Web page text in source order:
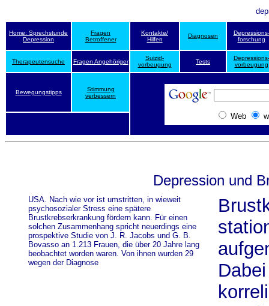
Home: Sprechstunde
Depression
Fragen
Betroffener
Kontakte/
Hilfen
Diagnosen
Depressions-
forschung
Therapeutensuche Fragen Angehöriger
Suizid-
vorbeugung
Tests
Depressions-
vorbeugung
Bewegungstipps
Stimmung
verbessern
Web
Depression und
USA. Nach wie vor ist umstritten, in wieweit
psychosozialer Stress eine spätere
Brustkrebserkrankung fördern kann. Für einen
solchen Zusammenhang spricht neuerdings eine
prospektive Studie von J. R. Jacobs und G. B.
Bovasso an 1.213 Frauen, die über 20 Jahre lang
beobachtet worden waren. Von ihnen wurden 29
wegen der Diagnose
Dabei